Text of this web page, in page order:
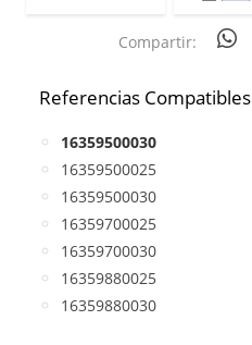
Compartir:
Referencias Compatibles
16359500030
16359500025
16359500030
16359700025
16359700030
16359880025
16359880030